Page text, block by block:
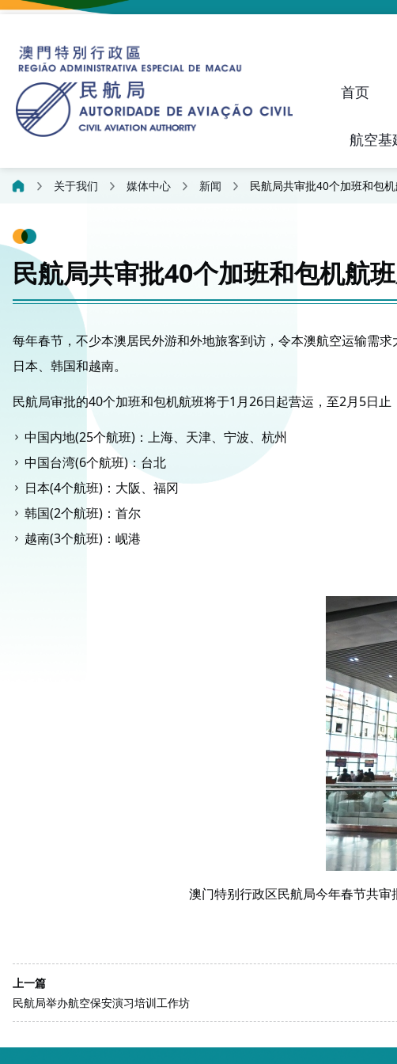
首页
航空基
关于我们 媒体中心 新闻 民航局共审批40个加班和包
民航局共审批40个加班和包机航
每年春节，不少本澳居民外游和外地旅客到访，令本澳航空运输需
日本、韩国和越南。
民航局审批的40个加班和包机航班将于1月26日起营运，至2月5日
中国内地(25个航班)：上海、天津、宁波、杭州
中国台湾(6个航班)：台北
日本(4个航班)：大阪、福冈
韩国(2个航班)：首尔
越南(3个航班)：岘港
澳门特别行政区民航局今年春节共审
上一篇
民航局举办航空保安演习培训工作坊